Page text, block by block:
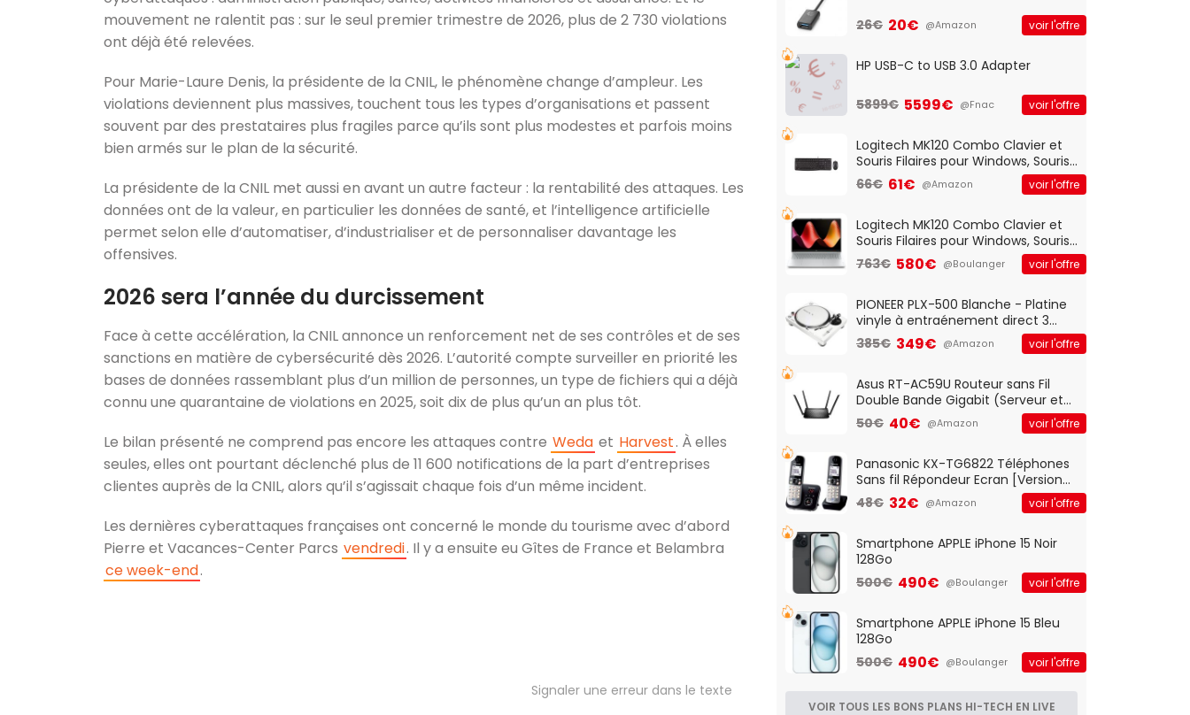
mouvement ne ralentit pas : sur le seul premier trimestre de 2026, plus de 2 730 violations
ont déjà été relevées.
Pour Marie-Laure Denis, la présidente de la CNIL, le phénomène change d’ampleur. Les
violations deviennent plus massives, touchent tous les types d’organisations et passent
souvent par des prestataires plus fragiles parce qu’ils sont plus modestes et parfois moins
bien armés sur le plan de la sécurité.
La présidente de la CNIL met aussi en avant un autre facteur : la rentabilité des attaques. Les
données ont de la valeur, en particulier les données de santé, et l’intelligence artificielle
permet selon elle d’automatiser, d’industrialiser et de personnaliser davantage les
offensives.
2026 sera l’année du durcissement
Face à cette accélération, la CNIL annonce un renforcement net de ses contrôles et de ses
sanctions en matière de cybersécurité dès 2026. L’autorité compte surveiller en priorité les
bases de données rassemblant plus d’un million de personnes, un type de fichiers qui a déjà
connu une quarantaine de violations en 2025, soit dix de plus qu’un an plus tôt.
Le bilan présenté ne comprend pas encore les attaques contre Weda et Harvest. À elles
seules, elles ont pourtant déclenché plus de 11 600 notifications de la part d’entreprises
clientes auprès de la CNIL, alors qu’il s’agissait chaque fois d’un même incident.
Les dernières cyberattaques françaises ont concerné le monde du tourisme avec d’abord
Pierre et Vacances-Center Parcs vendredi. Il y a ensuite eu Gîtes de France et Belambra
ce week-end.
Signaler une erreur dans le texte
26€ 20€ @Amazon voir l'offre
HP USB-C to USB 3.0 Adapter
5899€ 5599€ @Fnac voir l'offre
Logitech MK120 Combo Clavier et
Souris Filaires pour Windows, Souris
Optique Filaire, Connexion USB Plug
And Play, Confortable, Taille
QWERTY UK - Noir
66€ 61€ @Amazon voir l'offre
Logitech MK120 Combo Clavier et
Souris Filaires pour Windows, Souris
Optique Filaire, Connexion USB Plug
And Play, Confortable, Taille
QWERTY UK - Noir
763€ 580€ @Boulanger voir l'offre
PIONEER PLX-500 Blanche - Platine
vinyle à entraénement direct 3
vitesses (33-45-78 trs/min) avec
pre-ampli intégré et port USB
385€ 349€ @Amazon voir l'offre
Asus RT-AC59U Routeur sans Fil
Double Bande Gigabit (Serveur et
Client VPN, Triple Vlan, Mode Point
d'accès et Bridge, contrôle
50€ 40€ @Amazon voir l'offre
Panasonic KX-TG6822 Téléphones
Sans fil Répondeur Ecran [Version
Française]
48€ 32€ @Amazon voir l'offre
Smartphone APPLE iPhone 15 Noir
128Go
500€ 490€ @Boulanger voir l'offre
Smartphone APPLE iPhone 15 Bleu
128Go
500€ 490€ @Boulanger voir l'offre
VOIR TOUS LES BONS PLANS HI-TECH EN LIVE